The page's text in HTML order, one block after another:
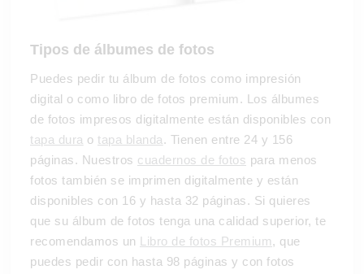
Tipos de álbumes de fotos
Puedes pedir tu álbum de fotos como impresión
digital o como libro de fotos premium. Los álbumes
de fotos impresos digitalmente están disponibles con
tapa dura o tapa blanda. Tienen entre 24 y 156
páginas. Nuestros cuadernos de fotos para menos
fotos también se imprimen digitalmente y están
disponibles con 16 y hasta 32 páginas. Si quieres
que su álbum de fotos tenga una calidad superior, te
recomendamos un Libro de fotos Premium, que
puedes pedir con hasta 98 páginas y con fotos